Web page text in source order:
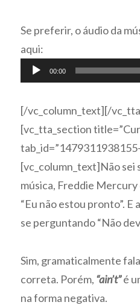
Se preferir, o áudio da
aqui:
Tocador
de
áudio
00:00
[/vc_column_text][/
[vc_tta_section
[vc_column_text]Não sei
música, Freddie Mercury
“Eu não estou pronto”.
se perguntando “Não
Sim, gramaticalmente
correta. Porém, “ain’t”é
na forma negativa.